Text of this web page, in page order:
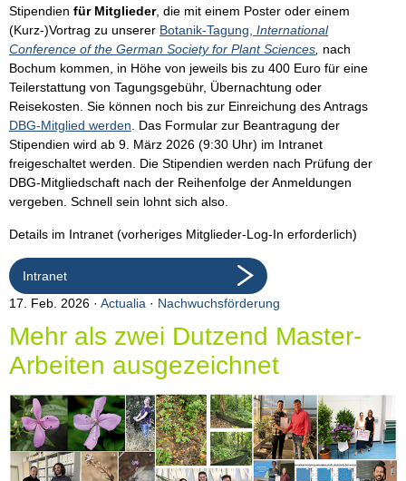
Stipendien für Mitglieder, die mit einem Poster oder einem
(Kurz-)Vortrag zu unserer Botanik-Tagung, International
Conference of the German Society for Plant Sciences nach
Bochum kommen, in Höhe von jeweils bis zu 400 Euro für eine
Teilerstattung von Tagungsgebühr, Übernachtung oder
Reisekosten. Sie können noch bis zur Einreichung des Antrags
DBG-Mitglied werden . Das Formular zur Beantragung der
Stipendien wird ab 9. März 2026 (9:30 Uhr) im Intranet
freigeschaltet werden. Die Stipendien werden nach Prüfung der
DBG-Mitgliedschaft nach der Reihenfolge der Anmeldungen
vergeben. Schnell sein lohnt sich also.
Details im Intranet (vorheriges Mitglieder-Log-In erforderlich)
Intranet
17. Feb. 2026
Actualia · Nachwuchsförderung
Mehr als zwei Dutzend Master-
Arbeiten ausgezeichnet